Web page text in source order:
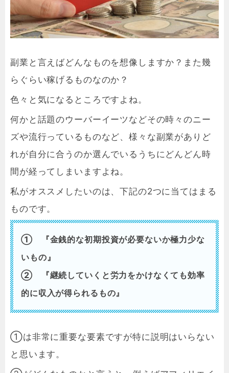
副業と言えばどんなものを想像しますか？また幾
らぐらい稼げるものなのか？
色々と気になるところですよね。
何かと話題のウーバーイーツなどその時々のニー
ズや流行っているものなど、様々な副業がありど
れが自分に合うのか選んでいるうちにどんどん時
間が経ってしまいますよね。
私がオススメしたいのは、下記の2つに当てはまる
ものです。
① 『金銭的な初期投資が必要ないか極力少な
いもの』
② 『継続していくと労力をかけなくても効率
的に収入が得られるもの』
①は非常に重要な要素ですが特に説明はいらない
と思います。